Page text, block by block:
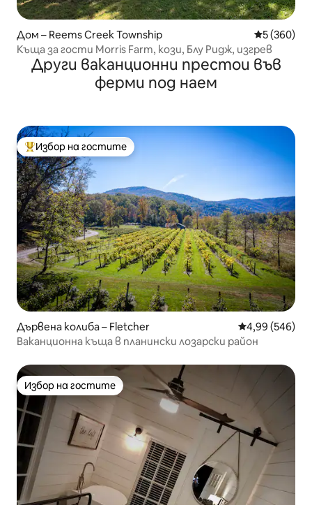
Дом – Reems Creek Township Средна
5 (360)
Къща за гости Morris Farm, кози, Блу Ридж, изгрев
Други ваканционни престои във
ферми под наем
Най-популярен избор на гостите
Избор на гостите
Дървена колиба – Fletcher Средна
4,99 (546)
Ваканционна къща в планински лозарски район
Избор на гостите
Избор на гостите